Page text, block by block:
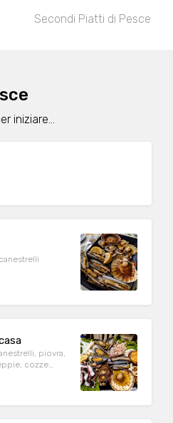
Primi Piatti di Pesce
iniziare...
piovra,
cozze